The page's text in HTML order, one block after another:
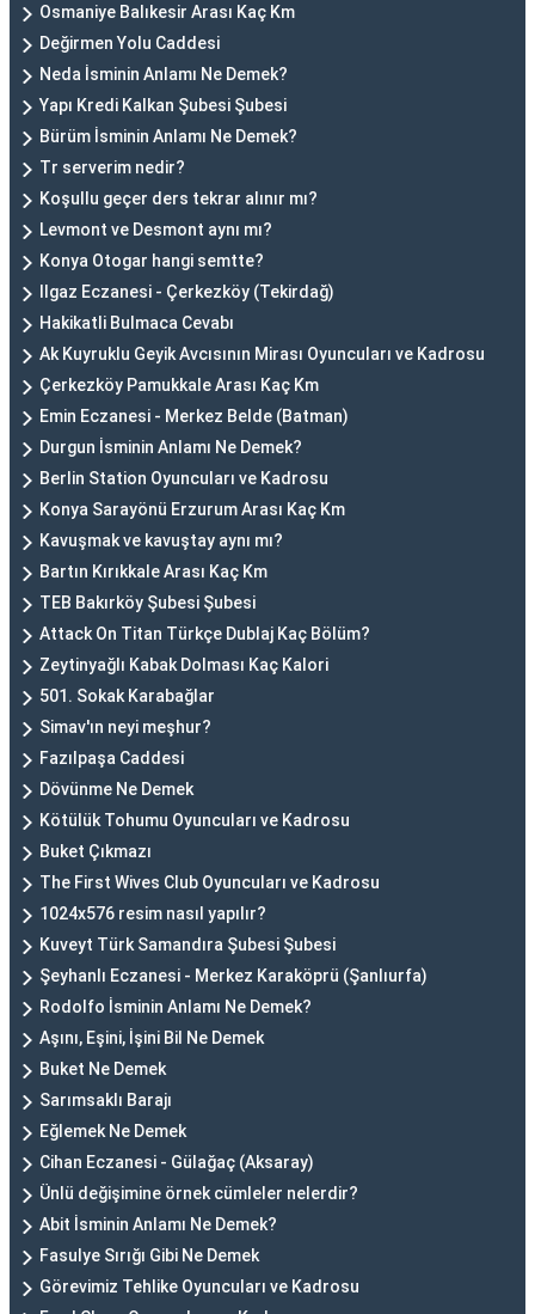
Osmaniye Balıkesir Arası Kaç Km
Değirmen Yolu Caddesi
Neda İsminin Anlamı Ne Demek?
Yapı Kredi Kalkan Şubesi Şubesi
Bürüm İsminin Anlamı Ne Demek?
Tr serverim nedir?
Koşullu geçer ders tekrar alınır mı?
Levmont ve Desmont aynı mı?
Konya Otogar hangi semtte?
Ilgaz Eczanesi - Çerkezköy (Tekirdağ)
Hakikatli Bulmaca Cevabı
Ak Kuyruklu Geyik Avcısının Mirası Oyuncuları ve Kadrosu
Çerkezköy Pamukkale Arası Kaç Km
Emin Eczanesi - Merkez Belde (Batman)
Durgun İsminin Anlamı Ne Demek?
Berlin Station Oyuncuları ve Kadrosu
Konya Sarayönü Erzurum Arası Kaç Km
Kavuşmak ve kavuştay aynı mı?
Bartın Kırıkkale Arası Kaç Km
TEB Bakırköy Şubesi Şubesi
Attack On Titan Türkçe Dublaj Kaç Bölüm?
Zeytinyağlı Kabak Dolması Kaç Kalori
501. Sokak Karabağlar
Simav'ın neyi meşhur?
Fazılpaşa Caddesi
Dövünme Ne Demek
Kötülük Tohumu Oyuncuları ve Kadrosu
Buket Çıkmazı
The First Wives Club Oyuncuları ve Kadrosu
1024x576 resim nasıl yapılır?
Kuveyt Türk Samandıra Şubesi Şubesi
Şeyhanlı Eczanesi - Merkez Karaköprü (Şanlıurfa)
Rodolfo İsminin Anlamı Ne Demek?
Aşını, Eşini, İşini Bil Ne Demek
Buket Ne Demek
Sarımsaklı Barajı
Eğlemek Ne Demek
Cihan Eczanesi - Gülağaç (Aksaray)
Ünlü değişimine örnek cümleler nelerdir?
Abit İsminin Anlamı Ne Demek?
Fasulye Sırığı Gibi Ne Demek
Görevimiz Tehlike Oyuncuları ve Kadrosu